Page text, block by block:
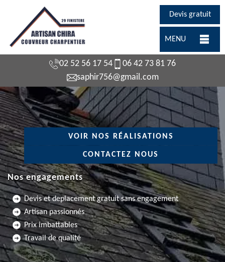
Devis gratuit
MENU
02 52 56 17 54
06 42 73 81 76
saphir756@gmail.com
VOIR NOS RÉALISATIONS
CONTACTEZ NOUS
Nos engagements
Devis et deplacement gratuit sans engagement
Artisan passionnés
Prix imbattables
Travail de qualité